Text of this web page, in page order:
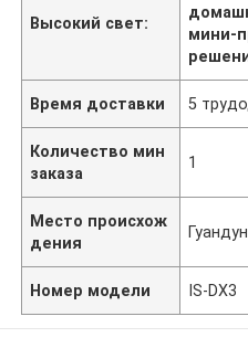
Высокий свет:
мини-
Время доставки 5
Количество мин
заказа
1
Место происхож
дения
Гуандун
Номер модели IS-DX3